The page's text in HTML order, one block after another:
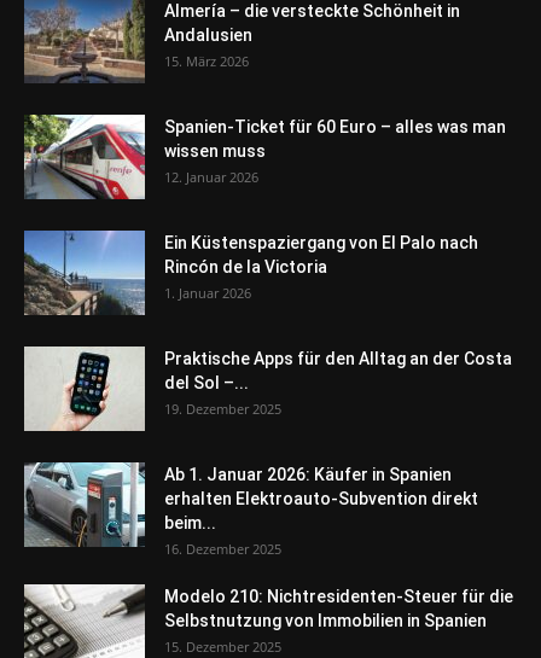
Almería – die versteckte Schönheit in
Andalusien
15. März 2026
Spanien-Ticket für 60 Euro – alles was man
wissen muss
12. Januar 2026
Ein Küstenspaziergang von El Palo nach
Rincón de la Victoria
1. Januar 2026
Praktische Apps für den Alltag an der Costa
del Sol –...
19. Dezember 2025
Ab 1. Januar 2026: Käufer in Spanien
erhalten Elektroauto-Subvention direkt
beim...
16. Dezember 2025
Modelo 210: Nichtresidenten-Steuer für die
Selbstnutzung von Immobilien in Spanien
15. Dezember 2025